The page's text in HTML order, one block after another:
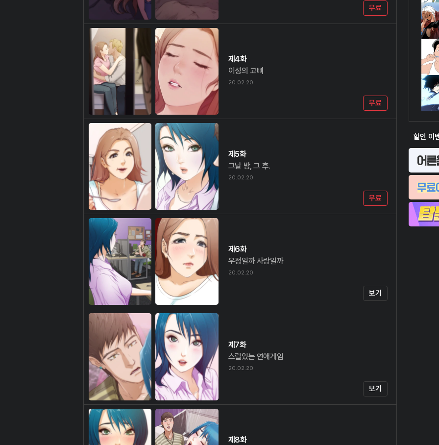
할인 이
무료
제4화
이성의 고삐
20.02.20
무료
제5화
그날 밤, 그 후.
20.02.20
무료
제6화
우정일까 사랑일까
20.02.20
보기
제7화
스릴있는 연애게임
20.02.20
보기
제8화